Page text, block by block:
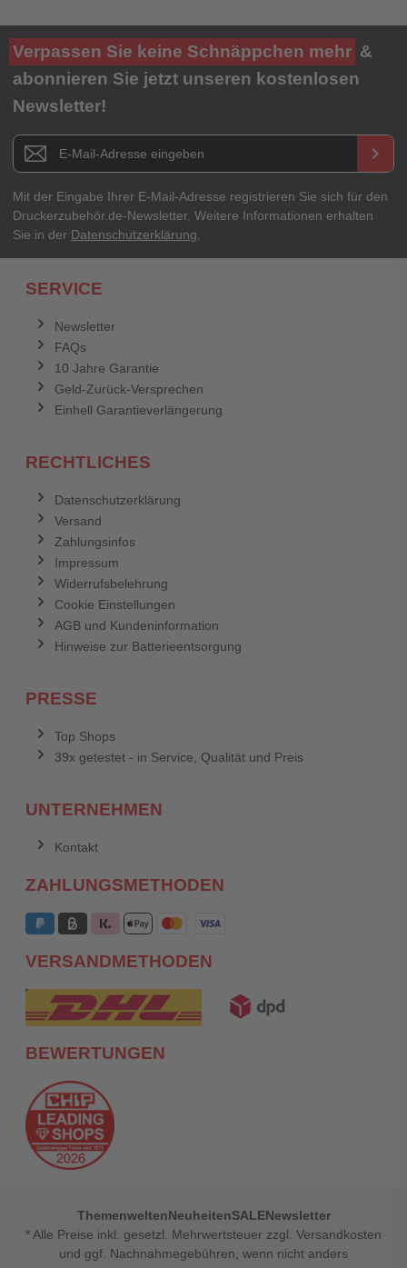
Ihre Bewertung**
★★★★★
Titel**
E-Mail-Adresse
Ihr Passwort
Verpassen Sie keine Schnäppchen mehr &
abonnieren Sie jetzt unseren kostenlosen
Newsletter!
Newsletter E-Mail Adresse keyboard_arrow_right
Mit der Eingabe Ihrer E-Mail-Adresse registrieren Sie sich für den
Druckerzubehör.de-Newsletter. Weitere Informationen erhalten
Sie in der Datenschutzerklärung.
SERVICE
Newsletter
FAQs
10 Jahre Garantie
Geld-Zurück-Versprechen
Einhell Garantieverlängerung
RECHTLICHES
Datenschutzerklärung
Versand
Zahlungsinfos
Impressum
Widerrufsbelehrung
Cookie Einstellungen
AGB und Kundeninformation
Hinweise zur Batterieentsorgung
PRESSE
Top Shops
39x getestet - in Service, Qualität und Preis
UNTERNEHMEN
Kontakt
ZAHLUNGSMETHODEN
VERSANDMETHODEN
BEWERTUNGEN
ThemenweltenNeuheitenSALENewsletter
* Alle Preise inkl. gesetzl. Mehrwertsteuer zzgl. Versandkosten
und ggf. Nachnahmegebühren, wenn nicht anders